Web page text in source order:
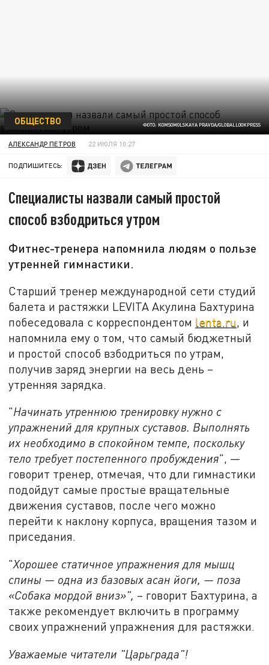
ФОТО: KOMSOMOLSKAYA PRAVDA/GLOBALLOOKPRESS
ОБЩЕСТВО
АЛЕКСАНДР ПЕТРОВ 22 ИЮЛЯ 10:27
ПОДПИШИТЕСЬ:
Специалисты назвали самый простой
способ взбодриться утром
Фитнес-тренера напомнила людям о пользе
утренней гимнастики.
Старший тренер международной сети студий
балета и растяжки LEVITA Акулина Бахтурина
побеседовала с корреспондентом lenta.ru, и
напомнила ему о том, что самый бюджетный
и простой способ взбодриться по утрам,
получив заряд энергии на весь день –
утренняя зарядка.
"Начинать утреннюю тренировку нужно с
упражнений для крупных суставов. Выполнять
их необходимо в спокойном темпе, поскольку
тело требует постепенного пробуждения", —
говорит тренер, отмечая, что дли гимнастики
подойдут самые простые вращательные
движения суставов, после чего можно
перейти к наклону корпуса, вращения тазом и
приседания.
"Хорошее статичное упражнения для мышц
спины — одна из базовых асан йоги, — поза
«Собака мордой вниз»", – говорит Бахтурина, а
также рекомендует включить в программу
своих упражнений упражнения для растяжки.
Уважаемые читатели "Царьграда"!